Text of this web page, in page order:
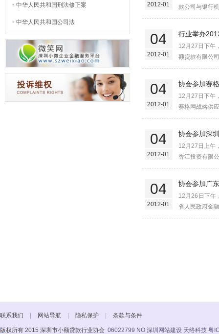
中华人民共和国刑法修正案
中华人民共和国公司法
2012-01
款公司与银行
04
2012-01
行业举办
12月27日下午
额贷款有限公
04
2012-01
协会参加赛
12月27日下午
赛格网战略供
04
2012-01
协会参加深
12月27日上午
香江投资有限
04
2012-01
协会参加广
12月26日下午
省人民政府金
联系我们 网站导航 隐私保护 条款与条件
版权所有 2015 深圳市小额贷款行业协会 06022799 NO 深圳网站建设 天络科技 粤